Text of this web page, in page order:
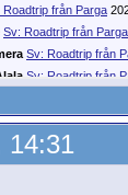
Roadtrip från Parga
Sv: Roadtrip från Parga
Sv: Roadtrip från
Sv: Roadtrip från
Zoega Sv:
Carle
UllaC
14:31